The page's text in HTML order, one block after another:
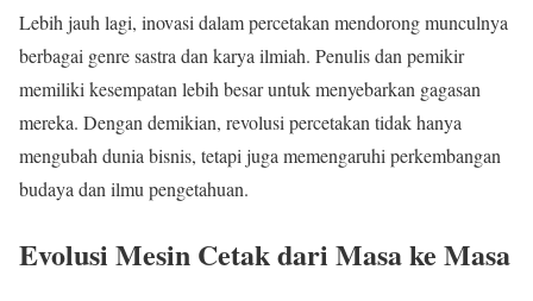
Lebih jauh lagi, inovasi dalam percetakan mendorong munculnya
berbagai genre sastra dan karya ilmiah. Penulis dan pemikir
memiliki kesempatan lebih besar untuk menyebarkan gagasan
mereka. Dengan demikian, revolusi percetakan tidak hanya
mengubah dunia bisnis, tetapi juga memengaruhi perkembangan
budaya dan ilmu pengetahuan.
Evolusi Mesin Cetak dari Masa ke Masa